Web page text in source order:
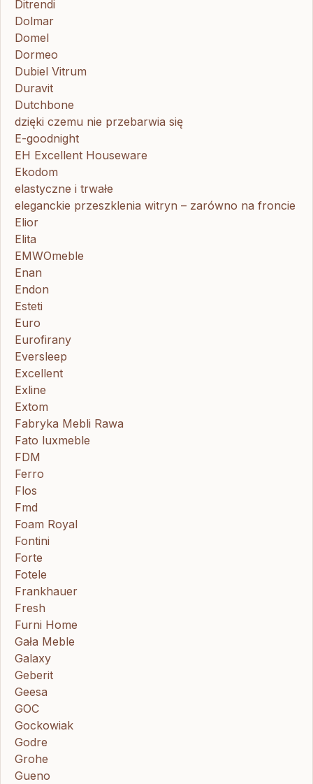
Ditrendi
Dolmar
Domel
Dormeo
Dubiel Vitrum
Duravit
Dutchbone
dzięki czemu nie przebarwia się
E-goodnight
EH Excellent Houseware
Ekodom
elastyczne i trwałe
eleganckie przeszklenia witryn – zarówno na froncie
Elior
Elita
EMWOmeble
Enan
Endon
Esteti
Euro
Eurofirany
Eversleep
Excellent
Exline
Extom
Fabryka Mebli Rawa
Fato luxmeble
FDM
Ferro
Flos
Fmd
Foam Royal
Fontini
Forte
Fotele
Frankhauer
Fresh
Furni Home
Gała Meble
Galaxy
Geberit
Geesa
GOC
Gockowiak
Godre
Grohe
Gueno